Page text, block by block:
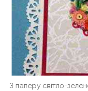
З паперу світло-